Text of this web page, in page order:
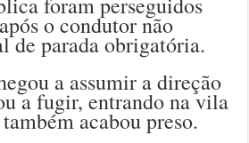
o condutor não
de parada obrigatória.
a assumir a direção
a fugir, entrando na vila
acabou preso.